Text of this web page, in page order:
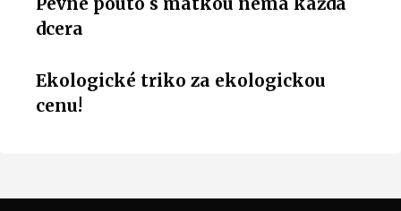
dcera
Ekologické triko za ekologickou
cenu!